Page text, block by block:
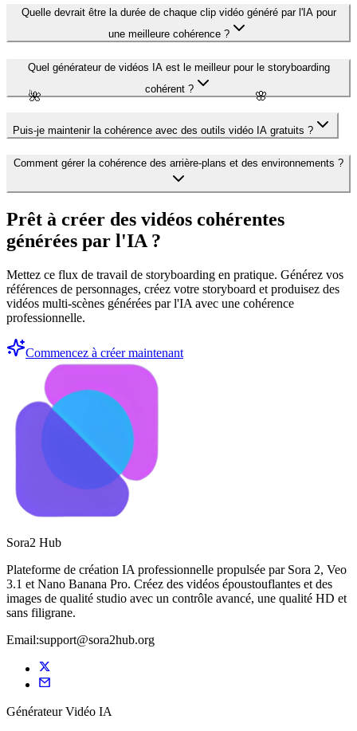
🌺 🌸
Quelle devrait être la durée de chaque clip vidéo généré par l'IA pour
une meilleure cohérence ?
Quel générateur de vidéos IA est le meilleur pour le storyboarding
cohérent ?
Puis-je maintenir la cohérence avec des outils vidéo IA gratuits ?
Comment gérer la cohérence des arrière-plans et des environnements ?
Prêt à créer des vidéos cohérentes
générées par l'IA ?
Mettez ce flux de travail de storyboarding en pratique. Générez vos
références de personnages, créez votre storyboard et produisez des
vidéos multi-scènes générées par l'IA avec une cohérence
professionnelle.
Commencez à créer maintenant
Sora2 Hub
Plateforme de création IA professionnelle propulsée par Sora 2, Veo
3.1 et Nano Banana Pro. Créez des vidéos époustouflantes et des
images de qualité studio avec un contrôle avancé, une qualité HD et
sans filigrane.
Email:support@sora2hub.org
Générateur Vidéo IA